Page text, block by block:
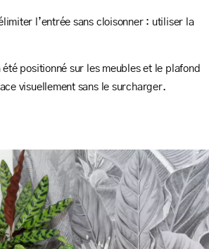
l’entrée sans cloisonner : utiliser la
positionné sur les meubles et le plafond
visuellement sans le surcharger.